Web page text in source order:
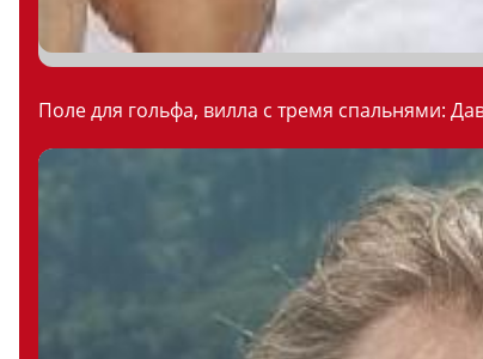
Поле для гольфа, вилла с тремя спальнями: